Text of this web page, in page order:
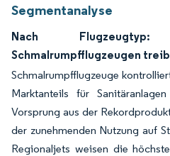
Segmentanalyse
Nach
Schmalrumpfflugzeugen
Schmalrumpfflugzeuge
Marktanteils für
Vorsprung aus der
der zunehmenden Nutzung auf
Regionaljets weisen die